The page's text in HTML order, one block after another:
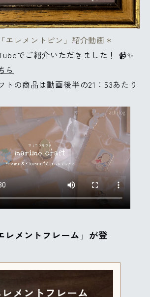
エレメントピン」紹介動画＊
でご紹介いただきました！ 📹✨
ら
トの商品は動画後半の21：53あたり
レメントフレーム」が登
メントフレーム